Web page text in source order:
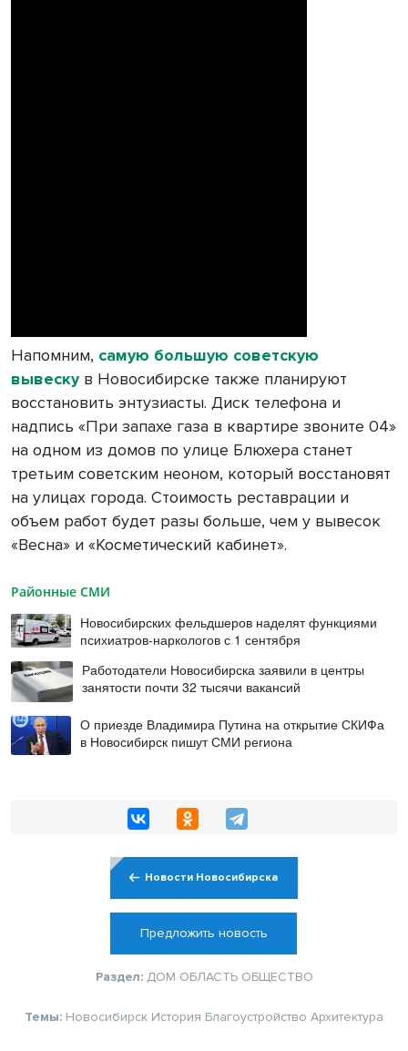
Напомним, самую большую советскую
вывескув Новосибирске также планируют
восстановить энтузиасты. Диск телефона и
надпись «При запахе газа в квартире звоните 04»
на одном из домов по улице Блюхера станет
третьим советским неоном, который восстановят
на улицах города. Стоимость реставрации и
объем работ будет разы больше, чем у вывесок
«Весна» и «Косметический кабинет».
Районные СМИ
Новосибирских фельдшеров наделят функциями
психиатров-наркологов с 1 сентября
Работодатели Новосибирска заявили в центры
занятости почти 32 тысячи вакансий
О приезде Владимира Путина на открытие СКИФа
в Новосибирск пишут СМИ региона
Новости Новосибирска
Предложить новость
Раздел: ДОМ ОБЛАСТЬ ОБЩЕСТВО
Темы: Новосибирск История Благоустройство Архитектура